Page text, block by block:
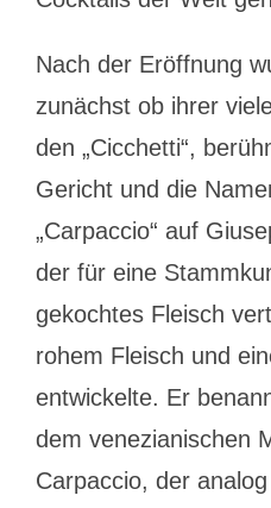
Nach der Eröffnung
zunächst ob ihrer
den „Cicchetti“,
Gericht und die
„Carpaccio“ auf
der für eine
gekochtes Fleisch
rohem Fleisch und
entwickelte. Er
dem venezianischen
Carpaccio, der